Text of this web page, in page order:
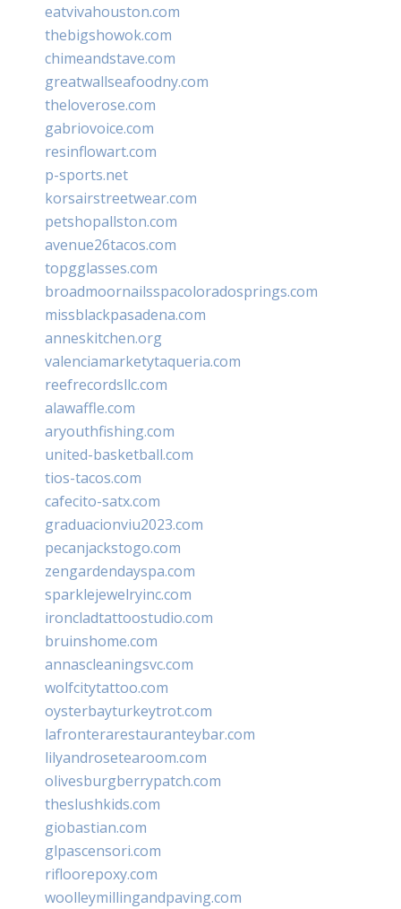
eatvivahouston.com
thebigshowok.com
chimeandstave.com
greatwallseafoodny.com
theloverose.com
gabriovoice.com
resinflowart.com
p-sports.net
korsairstreetwear.com
petshopallston.com
avenue26tacos.com
topgglasses.com
broadmoornailsspacoloradosprings.com
missblackpasadena.com
anneskitchen.org
valenciamarketytaqueria.com
reefrecordsllc.com
alawaffle.com
aryouthfishing.com
united-basketball.com
tios-tacos.com
cafecito-satx.com
graduacionviu2023.com
pecanjackstogo.com
zengardendayspa.com
sparklejewelryinc.com
ironcladtattoostudio.com
bruinshome.com
annascleaningsvc.com
wolfcitytattoo.com
oysterbayturkeytrot.com
lafronterarestauranteybar.com
lilyandrosetearoom.com
olivesburgberrypatch.com
theslushkids.com
giobastian.com
glpascensori.com
rifloorepoxy.com
woolleymillingandpaving.com